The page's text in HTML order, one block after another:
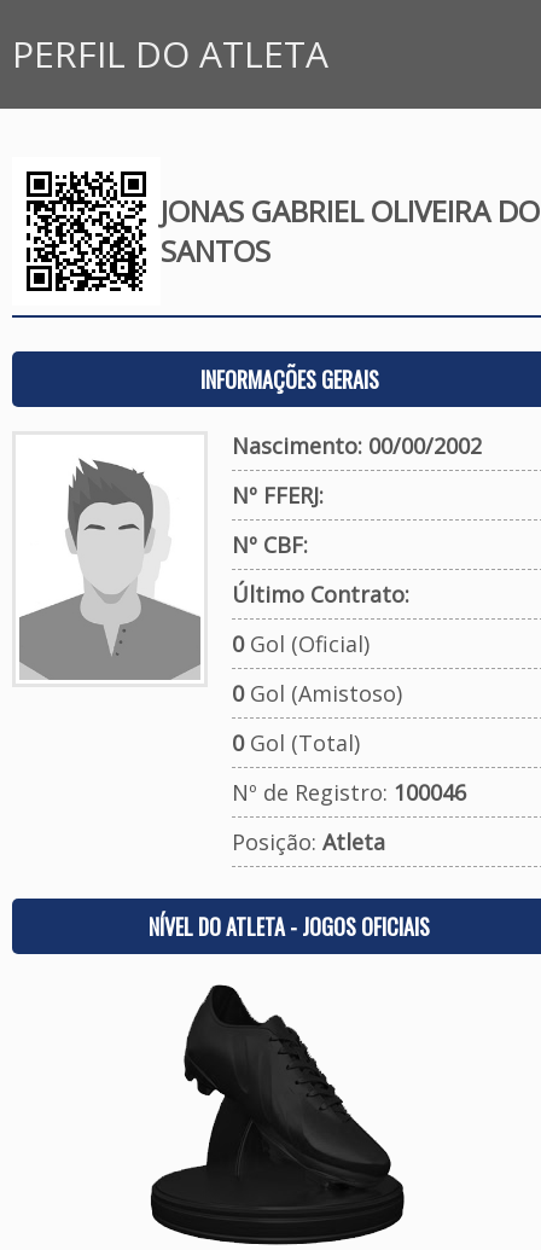
PERFIL DO ATLETA
JONAS GABRIEL OLIVEIRA
SANTOS
INFORMAÇÕES GERAIS
Nascimento: 00/00/2002
Nº FFERJ:
Nº CBF:
Último Contrato:
0Gol (Oficial)
0Gol (Amistoso)
0Gol (Total)
Nº de Registro: 100046
Posição: Atleta
NÍVEL DO ATLETA - JOGOS OFICIAIS